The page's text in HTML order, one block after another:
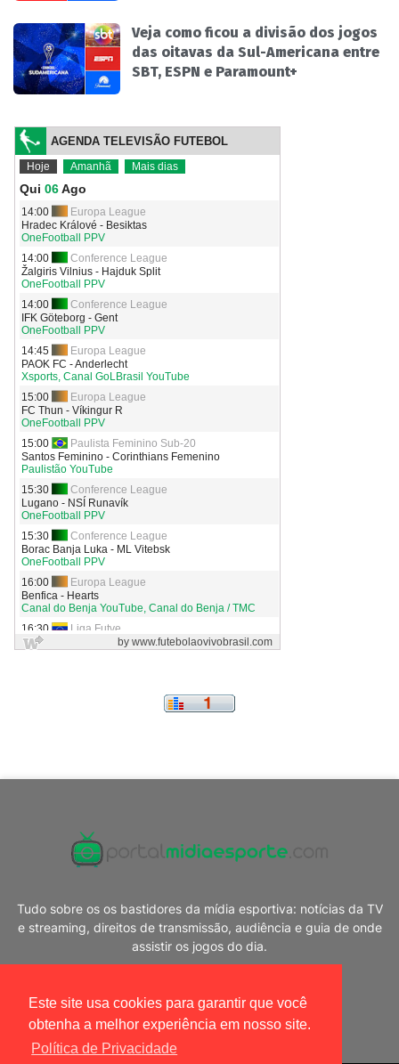
Este site usa cookies para garantir que você
obtenha a melhor experiência em nosso site.
Política de Privacidade
Veja como ficou a divisão dos jogos
das oitavas da Sul-Americana entre
SBT, ESPN e Paramount+
Tudo sobre os os bastidores da mídia esportiva: notícias da TV
e streaming, direitos de transmissão, audiência e guia de onde
assistir os jogos do dia.